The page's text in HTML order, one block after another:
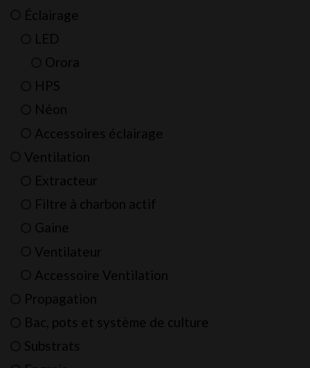
Éclairage
LED
Orora
HPS
Néon
Accessoires éclairage
Ventilation
Extracteur
Filtre à charbon actif
Gaine
Ventilateur
Accessoire Ventilation
Propagation
Bac, pots et système de culture
Substrats